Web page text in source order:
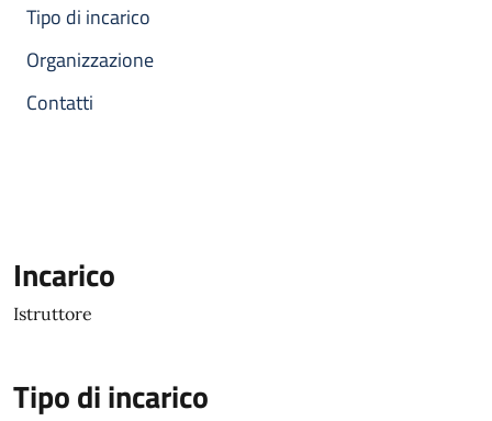
Tipo di incarico
Organizzazione
Contatti
Incarico
Istruttore
Tipo di incarico